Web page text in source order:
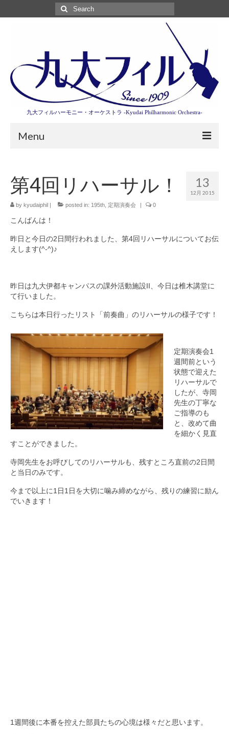
Search
for:
九大フィルハーモニー・オーケストラ -Kyudai Philharmonic Orchestra-
Menu
演奏会情報
卒業記念演奏会2027
九大フィルとは
九大フィルの歴史
演奏会の歴史
出張演奏
九大フィル特集ページ
団員専用ページ
13
12月 2015
第4回リハーサル！
by kyudaiphil posted in: 195th 定期演奏会 0
こんばんは！
昨日と今日の2日間行われました、第4回リハーサルについてお伝
えします(^-^)♪
昨日は九大伊都キャンパスの課外活動施設II、今日は椎木講堂に
て行いました。
こちらは本日行ったリスト「前奏曲」のリハーサルの様子です！
定期演奏会1
週間前という
状態で迎えた
リハーサルで
したが、寺岡
先生の丁寧な
ご指導のも
と、改めて曲
を細かく見直
すことができました。
寺岡先生をお呼びしてのリハーサルも、残すところ直前の2日間
と当日のみです。
今まで以上に1日1日を大切に噛み締めながら、残りの練習に励ん
でいきます！
1週間後に本番を控えた部員たちの心境は様々だと思います。